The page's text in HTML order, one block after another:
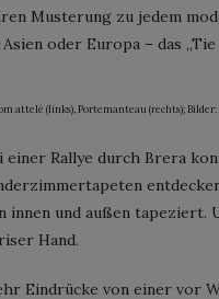
Musterung zu jedem
oder Europa – das
attelé (links), Portemanteau (rechts);
einer Rallye durch Brera
innen und außen tapeziert.
Hand.
Eindrücke von einer vor